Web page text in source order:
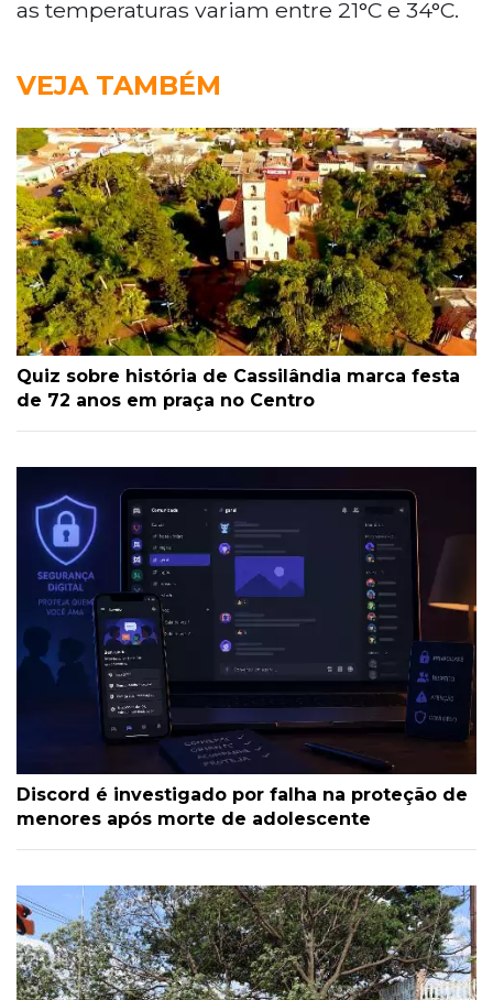
as temperaturas variam entre 21°C e 34°C.
VEJA TAMBÉM
Quiz sobre história de Cassilândia marca festa
de 72 anos em praça no Centro
Discord é investigado por falha na proteção de
menores após morte de adolescente